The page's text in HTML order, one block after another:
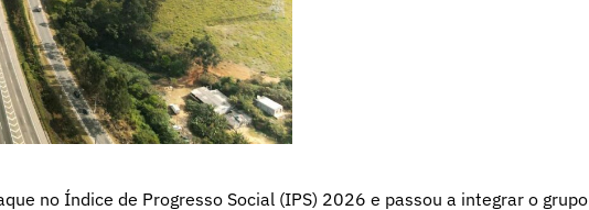
no Índice de Progresso Social (IPS) 2026 e passou a integrar o grupo